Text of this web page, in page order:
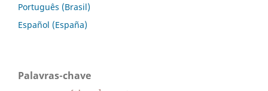
Português (Brasil)
Español (España)
Palavras-chave